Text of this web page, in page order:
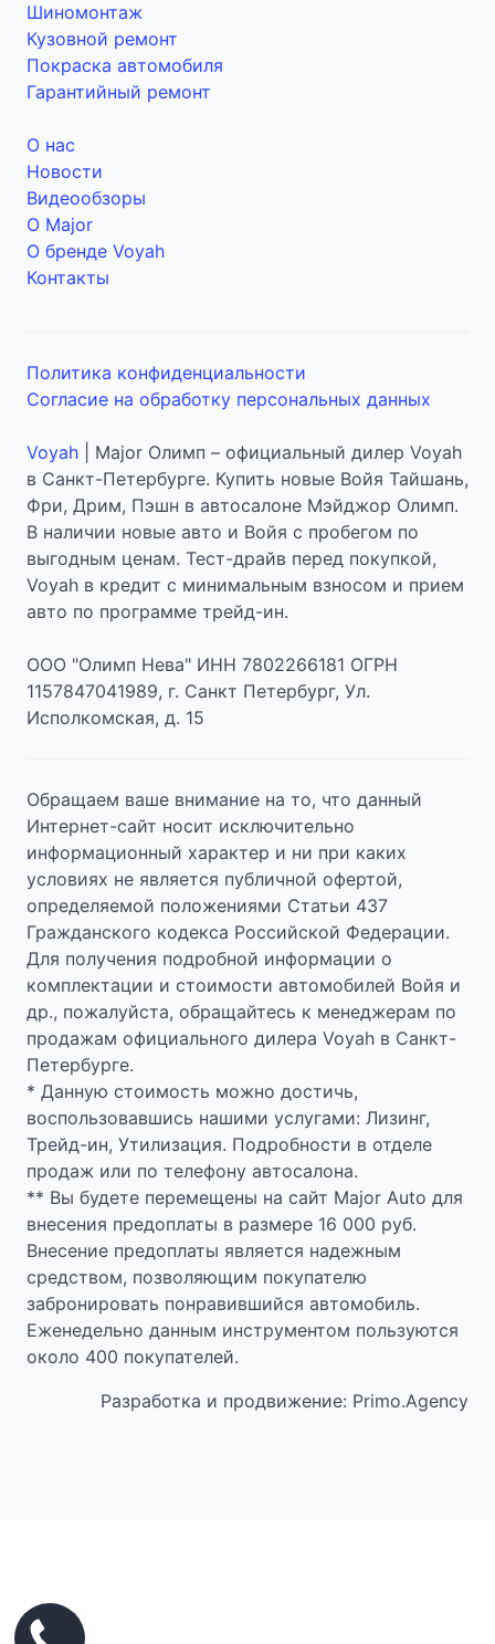
Шиномонтаж
Кузовной ремонт
Покраска автомобиля
Гарантийный ремонт
О нас
Новости
Видеообзоры
О Major
О бренде Voyah
Контакты
Политика конфиденциальности
Согласие на обработку персональных данных
Voyah | Major Олимп – официальный дилер Voyah
в Санкт-Петербурге. Купить новые Войя Тайшань,
Фри, Дрим, Пэшн в автосалоне Мэйджор Олимп.
В наличии новые авто и Войя с пробегом по
выгодным ценам. Тест-драйв перед покупкой,
Voyah в кредит с минимальным взносом и прием
авто по программе трейд-ин.
ООО "Олимп Нева" ИНН 7802266181 ОГРН
1157847041989, г. Санкт Петербург, Ул.
Исполкомская, д. 15
Обращаем ваше внимание на то, что данный
Интернет-сайт носит исключительно
информационный характер и ни при каких
условиях не является публичной офертой,
определяемой положениями Статьи 437
Гражданского кодекса Российской Федерации.
Для получения подробной информации о
комплектации и стоимости автомобилей Войя и
др., пожалуйста, обращайтесь к менеджерам по
продажам официального дилера Voyah в Санкт-
Петербурге.
* Данную стоимость можно достичь,
воспользовавшись нашими услугами: Лизинг,
Трейд-ин, Утилизация. Подробности в отделе
продаж или по телефону автосалона.
** Вы будете перемещены на сайт Major Auto для
внесения предоплаты в размере 16 000 руб.
Внесение предоплаты является надежным
средством, позволяющим покупателю
забронировать понравившийся автомобиль.
Еженедельно данным инструментом пользуются
около 400 покупателей.
Разработка и продвижение: Primo.Agency